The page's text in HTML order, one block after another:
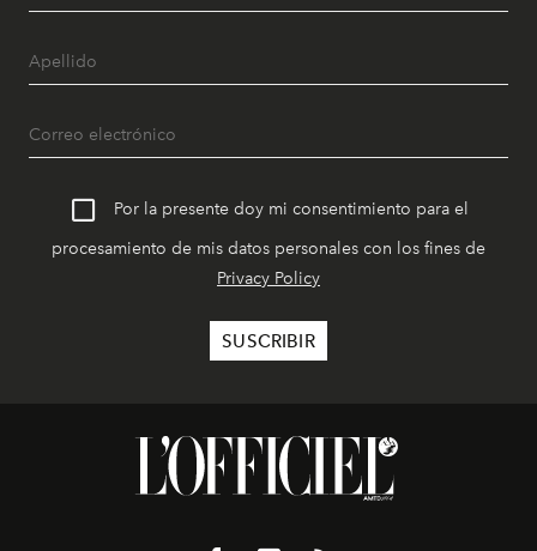
Por la presente doy mi consentimiento para el
procesamiento de mis datos personales con los fines de
Privacy Policy